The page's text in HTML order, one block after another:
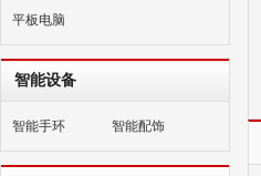
平板电脑
智能设备
智能手环 智能配饰